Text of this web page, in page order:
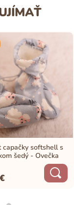
capačky softshell s
šedý - Ovečka
€